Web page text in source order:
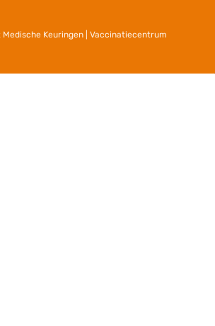
Keuringen | Vaccinatiecentrum